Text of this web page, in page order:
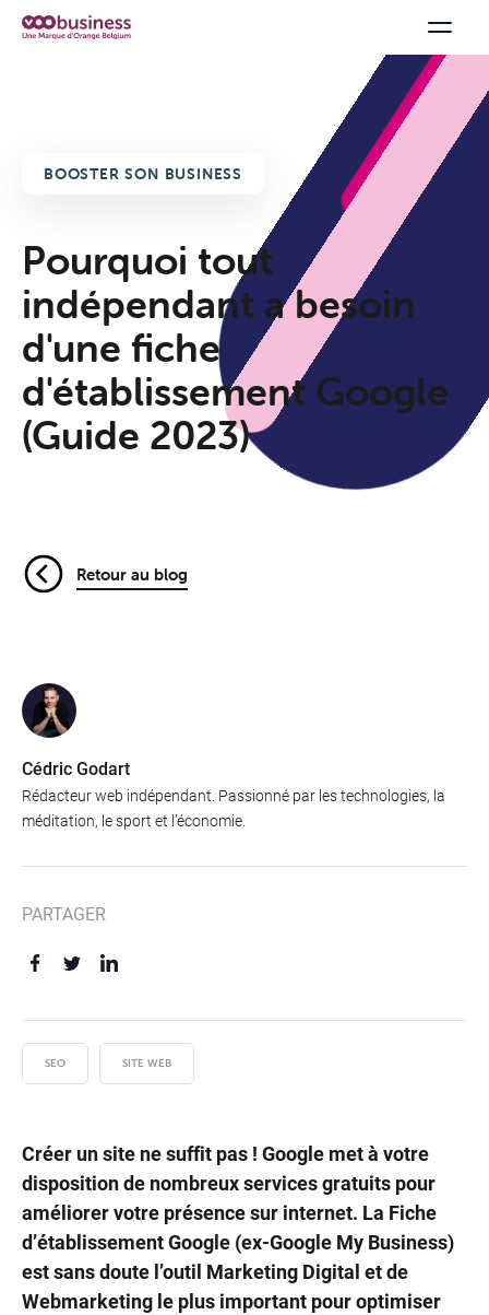
BOOSTER SON BUSINESS
Pourquoi tout
indépendant a besoin
d'une fiche
d'établissement Google
(Guide 2023)
Créer un site ne suffit pas ! Google met à votre
disposition de nombreux services gratuits pour
améliorer votre présence sur internet. La Fiche
d’établissement Google (ex-Google My Business)
est sans doute l’outil Marketing Digital et de
Webmarketing le plus important pour optimiser
Retour au blog
Cédric Godart
Rédacteur web indépendant. Passionné par les technologies, la
méditation, le sport et l'économie.
PARTAGER
SEO SITE WEB